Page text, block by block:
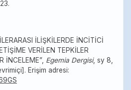
İLİŞKİLERDE İNCİTİCİ
VERİLEN TEPKİLER
İNCELEME”, Egemia Dergisi, sy 8,
Erişim adresi: